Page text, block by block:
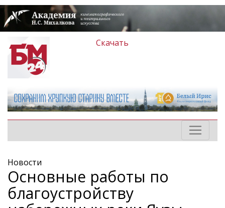
Скачать
Новости
Основные работы по
благоустройству